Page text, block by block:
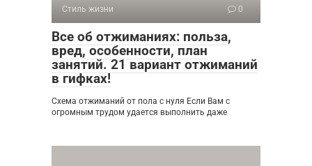
Стиль жизни 0
Все об отжиманиях: польза,
вред, особенности, план
занятий. 21 вариант отжиманий
в гифках!
Схема отжиманий от пола с нуля Если Вам с
огромным трудом удается выполнить даже